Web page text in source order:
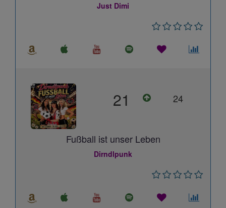
Just Dimi
21 24
Fußball ist unser Leben
Dirndlpunk